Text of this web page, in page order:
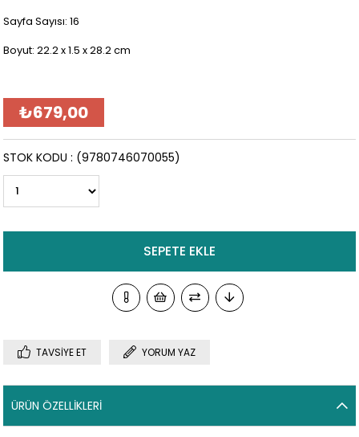
Sayfa Sayısı: 16
Boyut: 22.2 x 1.5 x 28.2 cm
₺679,00
(9780746070055)
STOK KODU
TAVSIYE ET YORUM YAZ
ÜRÜN ÖZELLIKLERI